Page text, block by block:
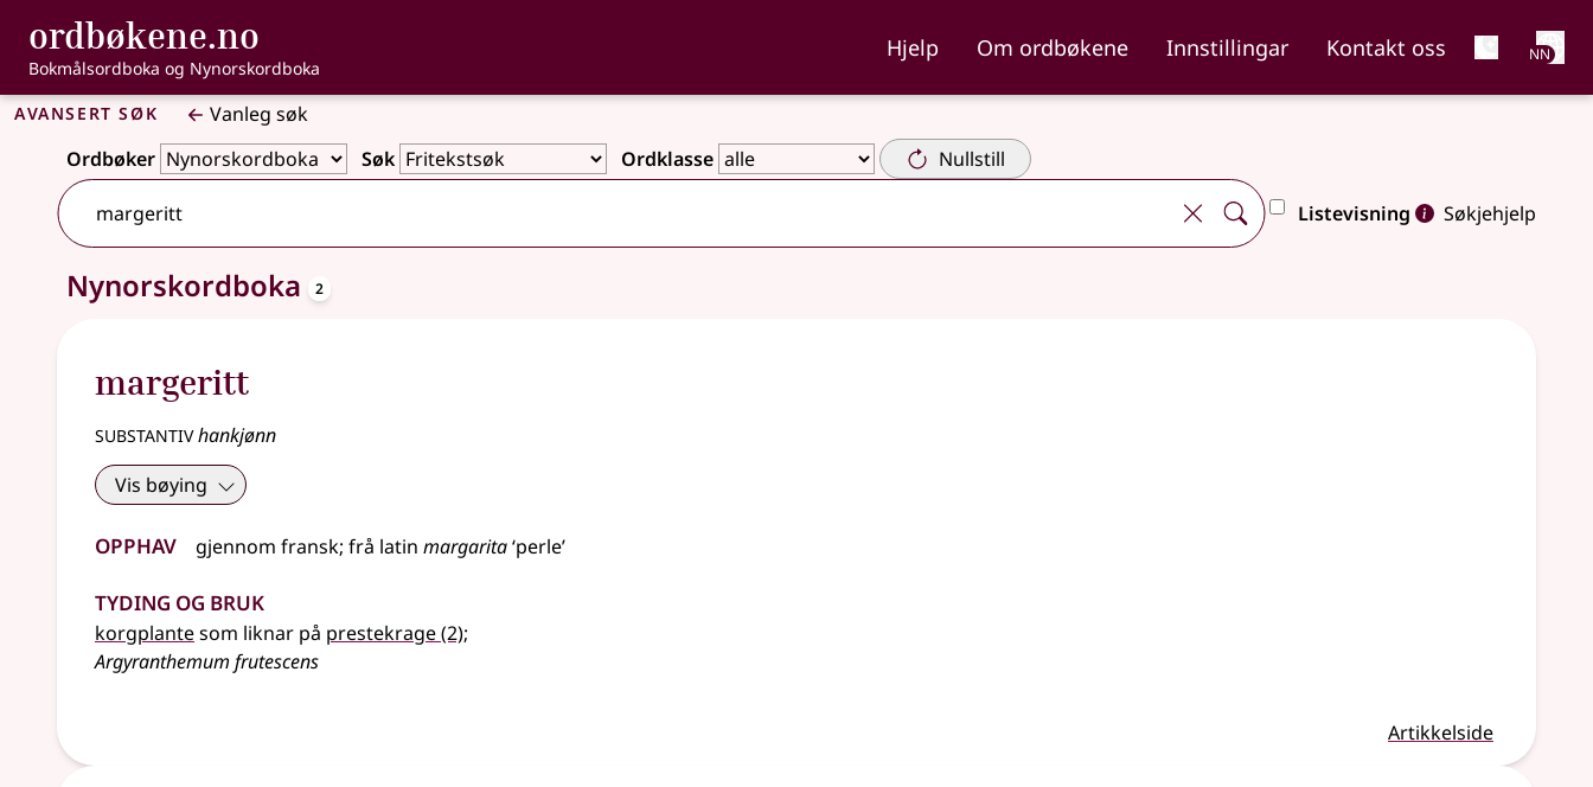
Gå til hovudinnhald
Tilgjenge
ordbøkene.no , Bokmålsordboka og Nynorskordboka
Bokmålsordboka og Nynorskordboka
Hjelp Om ordbøkene Innstillingar Kontakt oss NN
Avansert søk
Vanleg søk
Ordbøker
Søk Ordklasse Nullstill
Listevisning Søkjehjelp
2 treff
Nynorskordboka 2
margeritt
substantivhankjønn
Vis bøying
Opphav gjennom fransk; frå latin margarita‘perle’
Tyding og bruk
korgplantesom liknar på prestekrage(2);
Argyranthemum frutescens
Artikkelside